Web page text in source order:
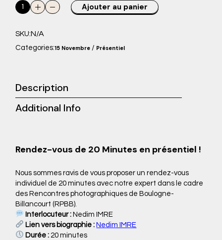
Rendez-vous présentiel avec Nedim IMRE (15/11/2025 | PM)
Ajouter au panier
SKU:N/A
Categories:15 Novembre / Présentiel
Description
Additional Info
Rendez-vous de 20 Minutes en présentiel !
Nous sommes ravis de vous proposer un rendez-vous
individuel de 20 minutes avec notre expert dans le cadre
des Rencontres photographiques de Boulogne-
Billancourt (RPBB).
Interlocuteur :Nedim IMRE
Lien vers biographie : Nedim IMRE
Durée : 20 minutes